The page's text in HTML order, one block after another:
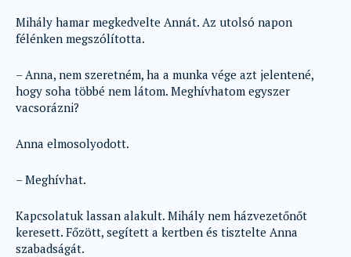
Mihály hamar megkedvelte Annát. Az utolsó napon
félénken megszólította.
– Anna, nem szeretném, ha a munka vége azt jelentené,
hogy soha többé nem látom. Meghívhatom egyszer
vacsorázni?
Anna elmosolyodott.
– Meghívhat.
Kapcsolatuk lassan alakult. Mihály nem házvezetőnőt
keresett. Főzött, segített a kertben és tisztelte Anna
szabadságát.